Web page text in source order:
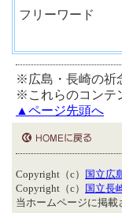
フリーワード
※広島・長崎の祈
※これらのコンテ
▲ページ先頭へ
Copyright（c）
国立広
Copyright（c）
国立長
当ホームページに掲